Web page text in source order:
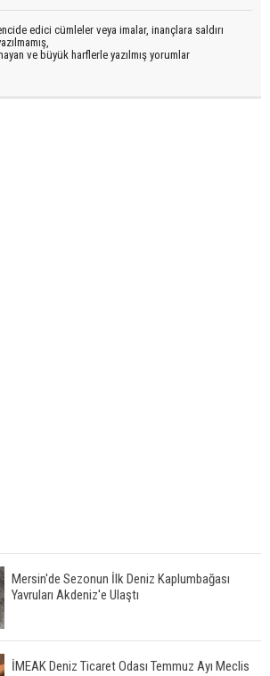
edici cümleler veya imalar, inançlara saldırı
ve büyük harflerle yazılmış yorumlar
Mersin'de Sezonun İlk Deniz Kaplumbağası
Yavruları Akdeniz'e Ulaştı
İMEAK Deniz Ticaret Odası Temmuz Ayı Meclis